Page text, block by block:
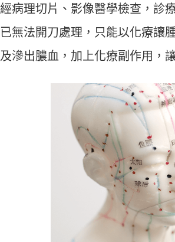
經病理切片、影像醫學檢查，診
已無法開刀處理，只能以化療讓
及滲出膿血，加上化療副作用，